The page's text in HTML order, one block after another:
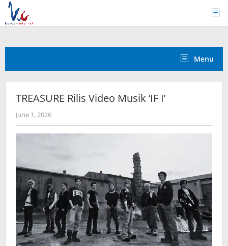
Skip
content
Menu
TREASURE Rilis Video Musik ‘IF I’
June 1, 2026by
wndwnrt